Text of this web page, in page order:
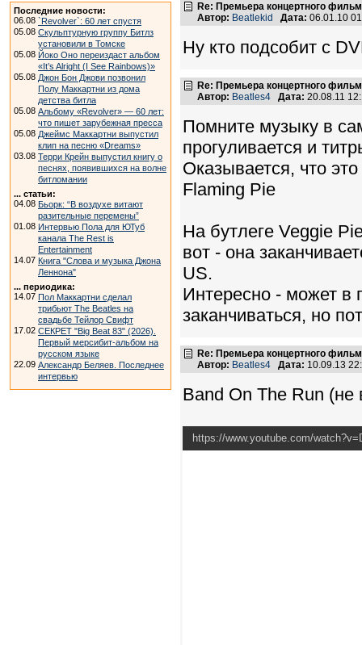
Последние новости:
06.08 `Revolver`: 60 лет спустя
05.08 Скульптурную группу Битлз
установили в Томске
05.08 Йоко Оно переиздаст альбом
«It’s Alright (I See Rainbows)»
05.08 Джон Бон Джови позвонил
Полу Маккартни из дома
детства битла
05.08 Альбому «Revolver» — 60 лет:
что пишет зарубежная пресса
05.08 Джеймс Маккартни выпустил
клип на песню «Dreams»
03.08 Терри Крейн выпустил книгу о
песнях, появившихся на волне
битломании
... статьи:
04.08 Бьорк: “В воздухе витают
разительные перемены”
01.08 Интервью Пола для ЮТуб
канала The Rest is
Entertainment
14.07 Книга "Слова и музыка Джона
Леннона"
... периодика:
14.07 Пол Маккартни сделал
трибьют The Beatles на
свадьбе Тейлор Свифт
17.02 СЕКРЕТ "Big Beat 83" (2026).
Первый мерсибит-альбом на
русском языке
22.09 Александр Беляев. Последнее
интервью
Re: Премьера концертного
Автор: Beatlekid Дата: 06.01.10
Ну кто подсобит с
Re: Премьера концертного
Автор: Beatles4 Дата: 20.08.11
Помните музыку в
прогуливается и
Оказывается, что
Flaming Pie
На бутлеге Veggie
вот - она
US.
Интересно - может в
заканчиваться, но
Re: Премьера концертного
Автор: Beatles4 Дата: 10.09.13
Band On The Run
https://www.youtube.com/